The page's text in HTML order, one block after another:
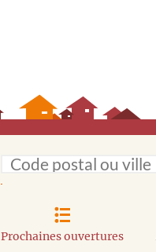
Prochaines ouvertures